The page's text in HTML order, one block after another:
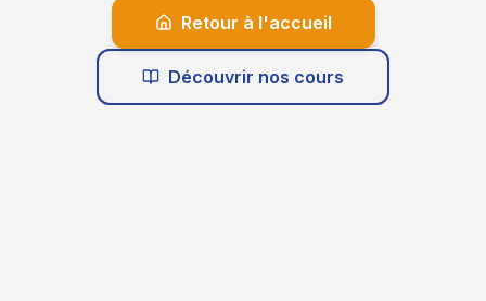
Retour à l'accueil
Découvrir nos cours